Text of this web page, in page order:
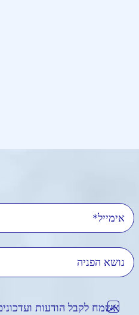
אימייל
נושא הפניה
אשמח לקבל הודעות